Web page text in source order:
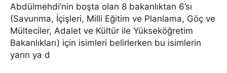
Abdülmehdi’nin boşta olan 8 bakanlıktan 6’sı
(Savunma, İçişleri, Milli Eğitim ve Planlama, Göç ve
Mülteciler, Adalet ve Kültür ile Yükseköğretim
Bakanlıkları) için isimleri belirlerken bu isimlerin
yarın ya d